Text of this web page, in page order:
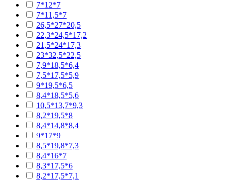
7*12*7
7*11,5*7
26,5*27*20,5
22,3*24,5*17,2
21,5*24*17,3
23*32,5*22,5
7,9*18,5*6,4
7,5*17,5*5,9
9*19,5*6,5
8,4*18,5*5,6
10,5*13,7*9,3
8,2*19,5*8
8,4*14,8*8,4
9*17*9
8,5*19,8*7,3
8,4*16*7
8,3*17,5*6
8,2*17,5*7,1